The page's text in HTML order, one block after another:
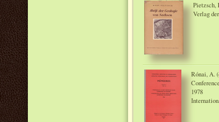
Pietzsch,
Verlag
Rónai, A.
1978